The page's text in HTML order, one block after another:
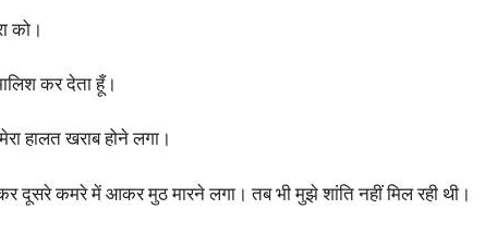
को।
कर देता हूँ।
हालत खराब होने लगा।
दूसरे कमरे में आकर मुठ मारने लगा। तब भी मुझे शांति नहीं मिल रही थी।